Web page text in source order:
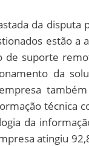
da disputa
estão a
de suporte
da
técnica
da
atingiu